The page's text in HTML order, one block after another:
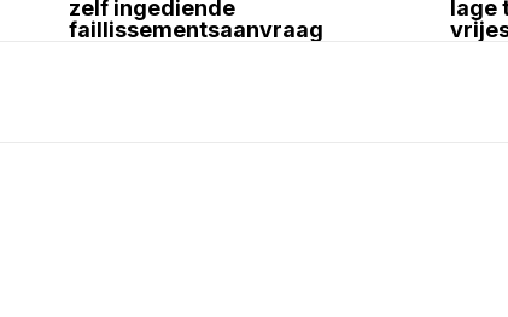
zelf ingediende
faillissementsaanvraag
lage